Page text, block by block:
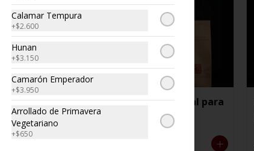
Menú especial para
3 personas
Menú especial para
4 personas
Calamar Tempura
+$2.600
Hunan
+$3.150
Camarón Emperador
+$3.950
Arrollado de Primavera
Vegetariano
+$650